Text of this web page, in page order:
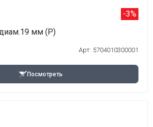
-3%
мм (Р)
Арт: 5704010300001
Посмотреть